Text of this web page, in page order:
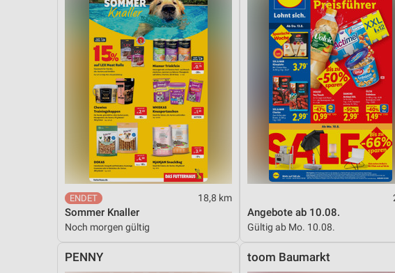
18,8 km
Sommer Knaller
Noch morgen gültig
Angebote ab 10.08.
Gültig ab Mo. 10.08.
PENNY toom Baumarkt
Analyse von Zielgruppen durch Statistiken oder Kombinationen von Daten aus
Entwicklung und Verbesserung der Angebote
Verwendung reduzierter Daten zur Auswahl von Inhalten
Verwendung genauer Standortdaten
Geräte anhand von aktiv angeforderten Informationen identifizieren
Nicht-IAB-Verarbeitungszwecke:
Notwendig
Performance
Funktional